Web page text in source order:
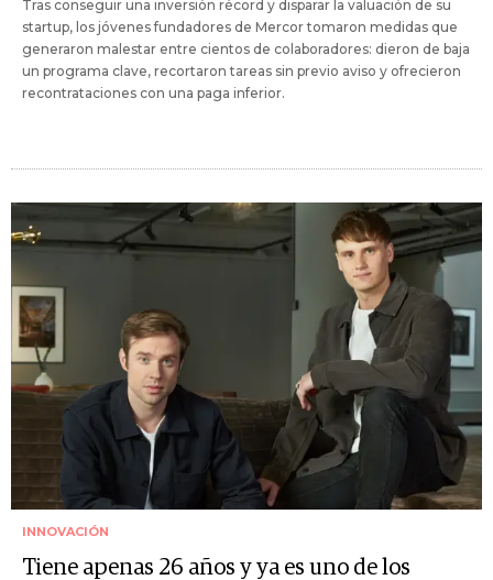
Tras conseguir una inversión récord y disparar la valuación de su
startup, los jóvenes fundadores de Mercor tomaron medidas que
generaron malestar entre cientos de colaboradores: dieron de baja
un programa clave, recortaron tareas sin previo aviso y ofrecieron
recontrataciones con una paga inferior.
INNOVACIÓN
Tiene apenas 26 años y ya es uno de los